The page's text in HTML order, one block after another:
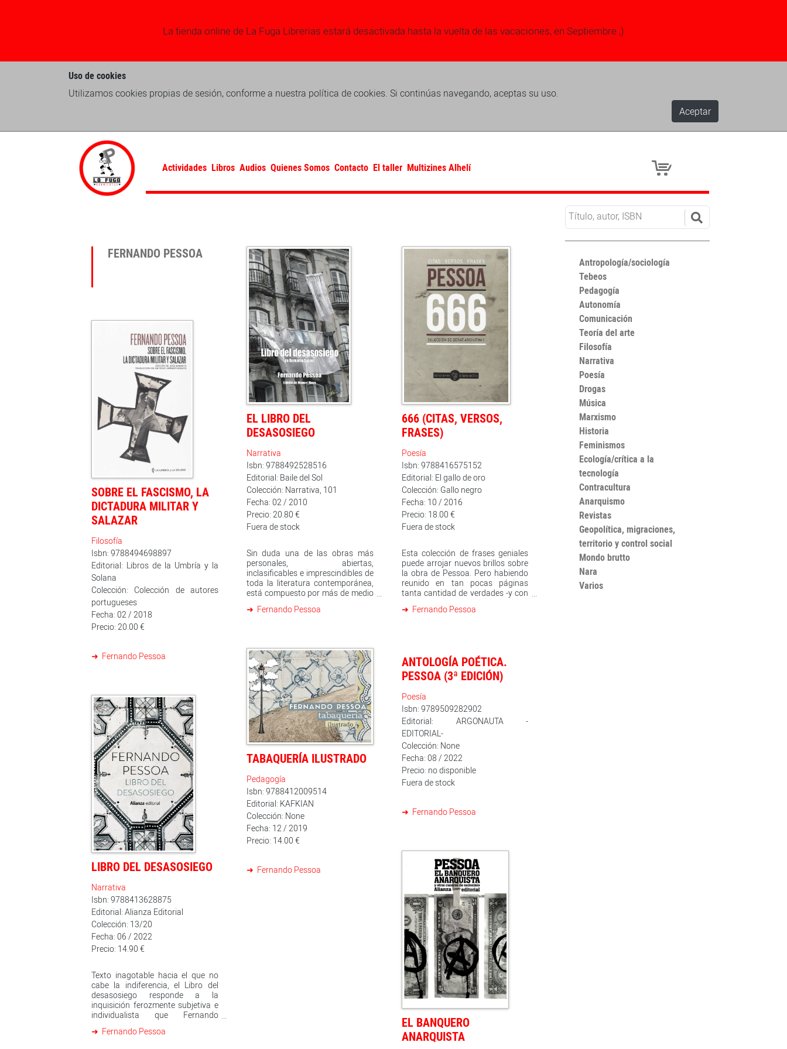
La tienda online de La Fuga Librerias estará desactivada hasta la vuelta de las vacaciones, en Septiembre ;)
Uso de cookies
Utilizamos cookies propias de sesión, conforme a nuestra política de cookies. Si continúas navegando, aceptas su uso.
Aceptar
Actividades Libros Audios Quienes Somos Contacto El taller Multizines Alhelí
FERNANDO PESSOA
EL LIBRO DEL
DESASOSIEGO
Narrativa
Isbn: 9788492528516
Editorial: Baile del Sol
Colección: Narrativa, 101
Fecha: 02 / 2010
Precio: 20.80 €
Fuera de stock
Sin duda una de las obras más
personales, abiertas,
inclasificables e imprescindibles de
toda la literatura contemporánea,
está compuesto por más de medio
de una manera caleidoscópica,
universo de una extraordinaria
complejidad humana, todo bajo la
sombra tutelar de una ciudad,
Lisboa, que lejos de ser un simple
escenario, parece prestarle su
alma a este libro magistral y
extraordinario. La presente edición,
preparada, traducida y ordenada
por Manuel Moya, recoge la visión
completa de un libro que figura sin
discusión entre los clásicos del
siglo XX.
Fernando Pessoa
666 (CITAS, VERSOS,
FRASES)
Poesía
Isbn: 9788416575152
Editorial: El gallo de oro
Colección: Gallo negro
Fecha: 10 / 2016
Precio: 18.00 €
Fuera de stock
Esta colección de frases geniales
puede arrojar nuevos brillos sobre
la obra de Pessoa. Pero habiendo
reunido en tan pocas páginas
tanta cantidad de verdades -y con
fuerza de cada una de ellas- me
al azar y dejando que sus dedos
les lleven a una u otra frase.
Fernando Pessoa
SOBRE EL FASCISMO, LA
DICTADURA MILITAR Y
SALAZAR
Filosofía
Isbn: 9788494698897
Editorial: Libros de la Umbría y la
Solana
Colección: Colección de autores
portugueses
Fecha: 02 / 2018
Precio: 20.00 €
Fernando Pessoa
TABAQUERÍA ILUSTRADO
Pedagogía
Isbn: 9788412009514
Editorial: KAFKIAN
Colección: None
Fecha: 12 / 2019
Precio: 14.00 €
Fernando Pessoa
ANTOLOGÍA POÉTICA.
PESSOA (3ª EDICIÓN)
Poesía
Isbn: 9789509282902
Editorial: ARGONAUTA -
EDITORIAL-
Colección: None
Fecha: 08 / 2022
Precio: no disponible
Fuera de stock
Fernando Pessoa
LIBRO DEL DESASOSIEGO
Narrativa
Isbn: 9788413628875
Editorial: Alianza Editorial
Colección: 13/20
Fecha: 06 / 2022
Precio: 14.90 €
Texto inagotable hacia el que no
cabe la indiferencia, el Libro del
desasosiego responde a la
inquisición ferozmente subjetiva e
individualista que Fernando
su propia persona. El tanteo, el
Fernando Pessoa
EL BANQUERO
ANARQUISTA
Antropología/sociología
Tebeos
Pedagogía
Autonomía
Comunicación
Teoría del arte
Filosofía
Narrativa
Poesía
Drogas
Música
Marxismo
Historia
Feminismos
Ecología/crítica a la
tecnología
Contracultura
Anarquismo
Revistas
Geopolítica, migraciones,
territorio y control social
Mondo brutto
Nara
Varios